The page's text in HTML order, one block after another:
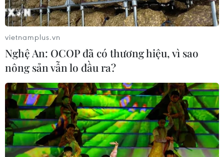
Miền Bắc giảm mưa từ đêm
nay, cuối tuần chuyển nắng nóng
Xuất hiện áp thấp nhiệt đới trên khu
vực vịnh Bắc Bộ
07/08/2026 03:54
vietnamplus.vn
Nghệ An: OCOP đã có thương hiệu, vì sao
nông sản vẫn lo đầu ra?